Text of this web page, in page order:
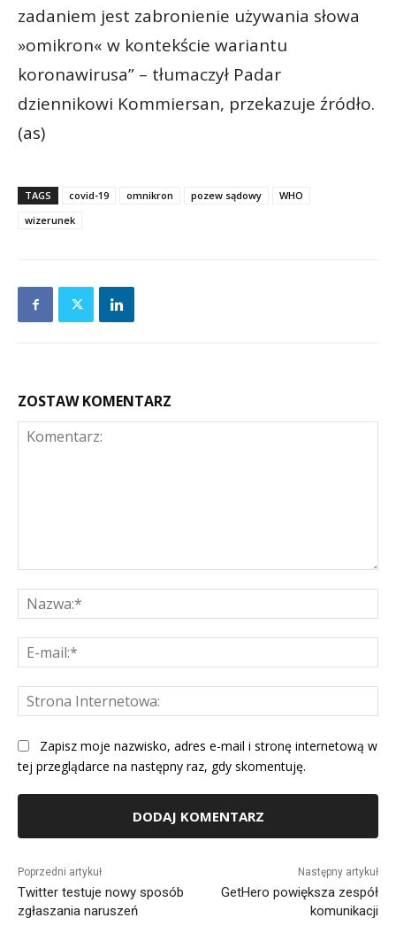
zadaniem jest zabronienie używania słowa
»omikron« w kontekście wariantu
koronawirusa” – tłumaczył Padar
dziennikowi Kommiersan, przekazuje źródło.
(as)
TAGS covid-19 omnikron pozew sądowy
WHO
wizerunek
ZOSTAW KOMENTARZ
Zapisz moje nazwisko, adres e-mail i stronę internetową w
tej przeglądarce na następny raz, gdy skomentuję.
Poprzedni artykuł
Twitter testuje nowy sposób
zgłaszania naruszeń
Następny artykuł
GetHero powiększa zespół
komunikacji